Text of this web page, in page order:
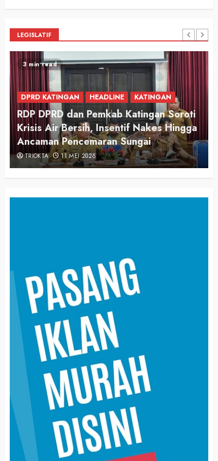
LEGISLATIF
2 min read
DPRD KATINGAN
DPRD Katingan Apresiasi Langkah
Pemerintah Awasi Harga dan Kualitas
Pangan
TRIOKTA 3 MARET 2026